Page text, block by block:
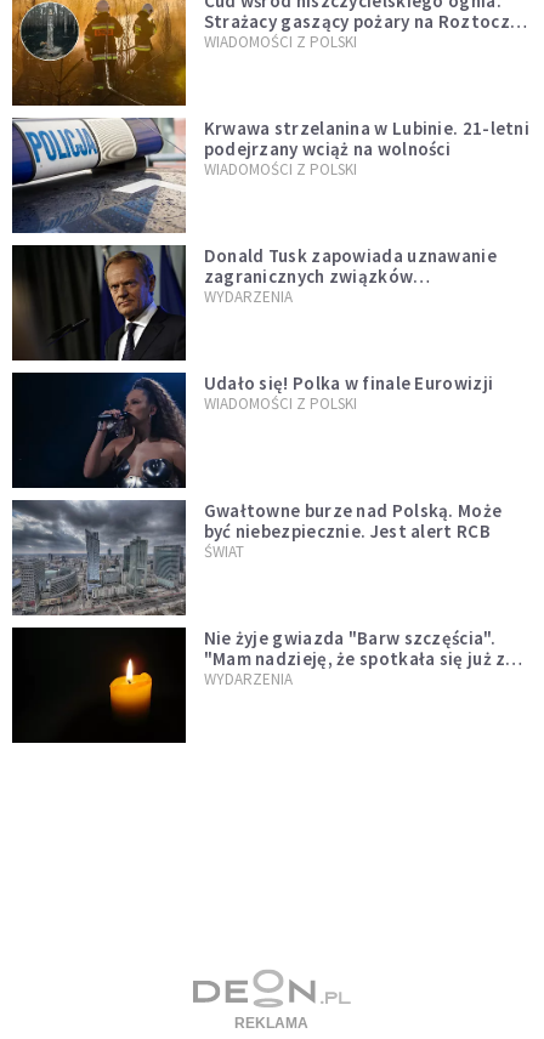
Strażacy gaszący pożary na Roztoczu
opublikowali niezwykłe zdjęcie
WIADOMOŚCI Z POLSKI
Krwawa strzelanina w Lubinie. 21-letni
podejrzany wciąż na wolności
WIADOMOŚCI Z POLSKI
Donald Tusk zapowiada uznawanie
zagranicznych związków
jednopłciowych. "Państwo oblało ten
WYDARZENIA
Udało się! Polka w finale Eurowizji
WIADOMOŚCI Z POLSKI
Gwałtowne burze nad Polską. Może
być niebezpiecznie. Jest alert RCB
ŚWIAT
Nie żyje gwiazda "Barw szczęścia".
"Mam nadzieję, że spotkała się już z
Bogiem, którego tak bardzo kochała"
WYDARZENIA